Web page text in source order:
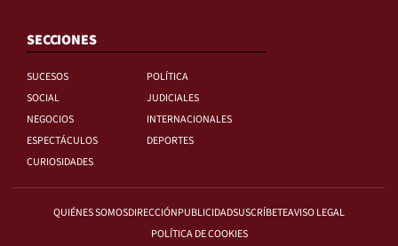
SECCIONES
SUCESOS
POLÍTICA
SOCIAL
JUDICIALES
NEGOCIOS
INTERNACIONALES
ESPECTÁCULOS
DEPORTES
CURIOSIDADES
QUIÉNES SOMOSDIRECCIÓNPUBLICIDADSUSCRÍBETEAVISO LEGAL
POLÍTICA DE COOKIES